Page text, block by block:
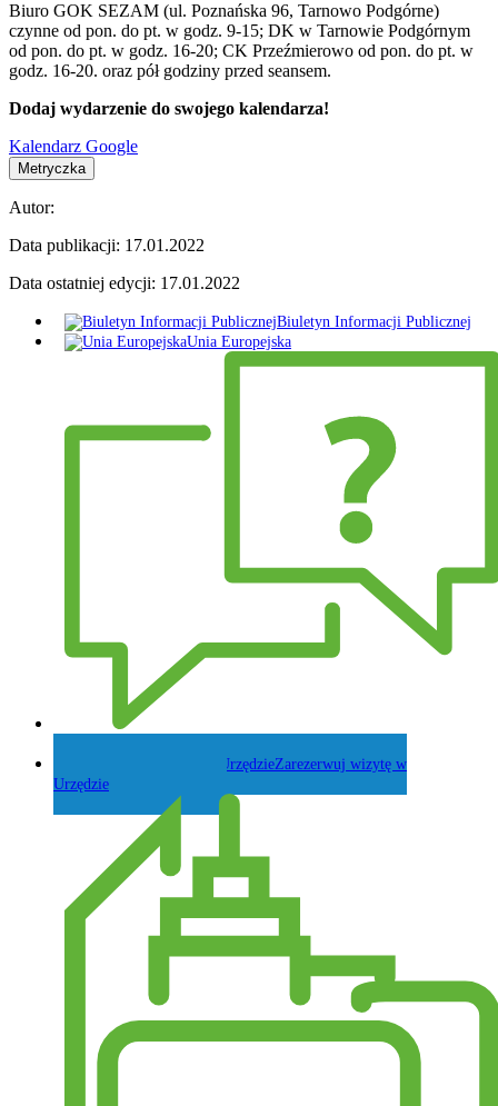
Biuro GOK SEZAM (ul. Poznańska 96, Tarnowo Podgórne)
czynne od pon. do pt. w godz. 9-15; DK w Tarnowie Podgórnym
od pon. do pt. w godz. 16-20; CK Przeźmierowo od pon. do pt. w
godz. 16-20. oraz pół godziny przed seansem.
Dodaj wydarzenie do swojego kalendarza!
Kalendarz Google
Metryczka
Autor:
Data publikacji: 17.01.2022
Data ostatniej edycji: 17.01.2022
Biuletyn Informacji Publicznej
Unia Europejska
Zarezerwuj wizytę w
Urzędzie